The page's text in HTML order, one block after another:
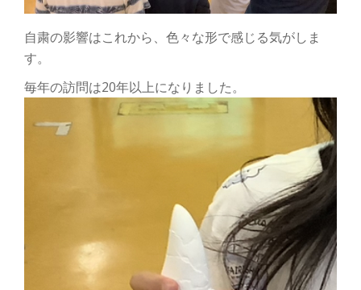
自粛の影響はこれから、色々な形で感じる気がしま
す。
毎年の訪問は20年以上になりました。